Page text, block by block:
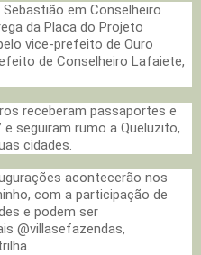
em Conselheiro
da Placa do Projeto
vice-prefeito de Ouro
de Conselheiro Lafaiete,
receberam passaportes e
e seguiram rumo a Queluzito,
cidades.
acontecerão nos
com a participação de
e podem ser
@villasefazendas,